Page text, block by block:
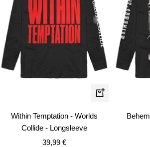
Schnellansicht
Within Temptation - Worlds
Collide - Longsleeve
Angebotspreis
39,99 €